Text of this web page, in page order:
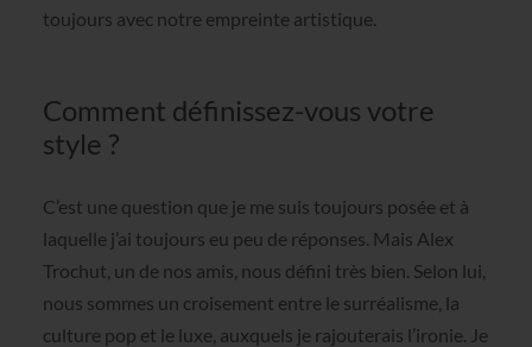
toujours avec notre empreinte artistique.
Comment définissez-vous votre
style ?
C’est une question que je me suis toujours posée et à
laquelle j’ai toujours eu peu de réponses. Mais Alex
Trochut, un de nos amis, nous défini très bien. Selon lui,
nous sommes un croisement entre le surréalisme, la
culture pop et le luxe, auxquels je rajouterais l’ironie. Je